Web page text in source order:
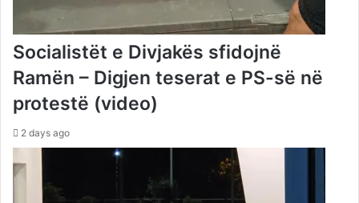
Socialistët e Divjakës sfidojnë
Ramën – Digjen teserat e PS-së në
protestë (video)
2 days ago